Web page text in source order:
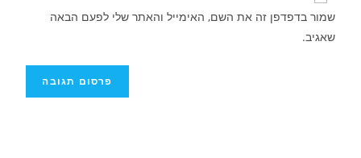
שמור בדפדפן זה את השם, האימייל והאתר שלי לפעם הבאה
שאגיב.